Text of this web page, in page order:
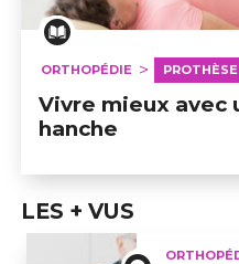
Vivre mieux avec une
ORTHOPÉDIE
Vivre mieux avec
hanche
LES + VUS